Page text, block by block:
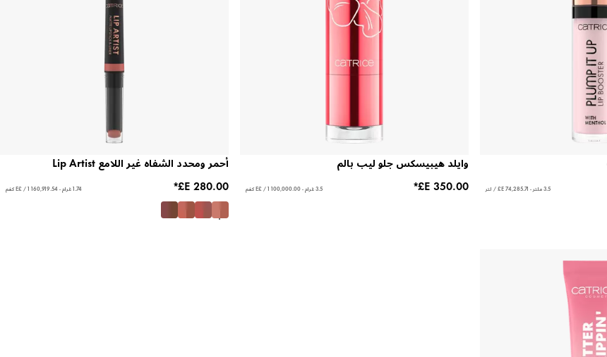
3.5 ملتر - ‏74,285.71 E£ / لتر
وايلد هيبيسكس جلو ليب بالم
3.5 غرام - ‏100,000.00 E£ / 1 كغم
أحمر ومحدد الشفاه غير اللامع Lip Artist
1.74 غرام - ‏160,919.54 E£ / 1 كغم